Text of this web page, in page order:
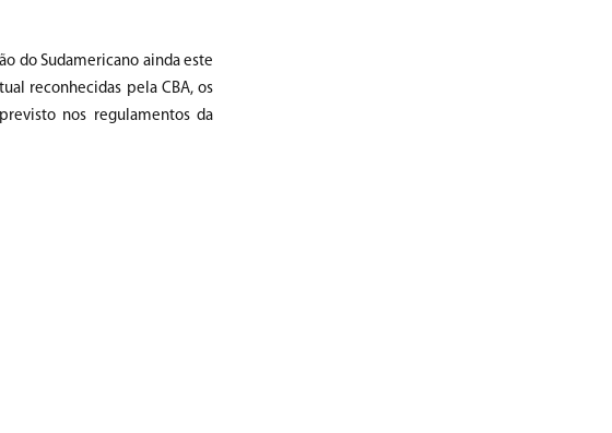
do Sudamericano ainda este
reconhecidas pela CBA, os
nos regulamentos da